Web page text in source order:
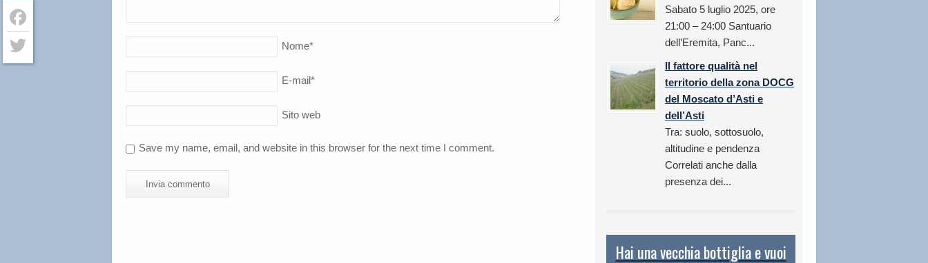
Nome*
E-mail*
Sito web
Save my name, email, and website in this browser for the next time I comment.
Sabato 5 luglio 2025, ore
21:00 – 24:00 Santuario
dell’Eremita, Panc...
Il fattore qualità nel
territorio della zona DOCG
del Moscato d’Asti e
dell’Asti
Tra: suolo, sottosuolo,
altitudine e pendenza
Correlati anche dalla
presenza dei...
Hai una vecchia bottiglia e vuoi
Facebook
Twitter